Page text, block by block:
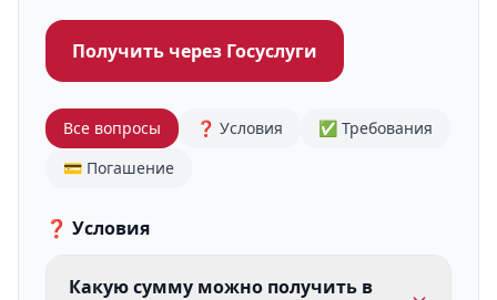
Получить через Госуслуги
Все вопросы ❓ Условия
✅ Требования
💳 Погашение
❓ Условия
Какую сумму можно получить в